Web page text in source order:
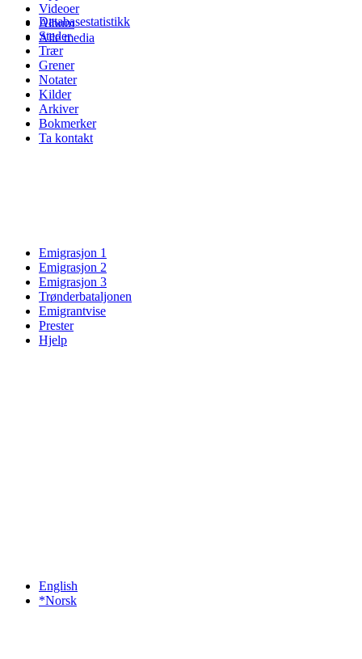
Videoer
Album
Alle media
Databasestatistikk
Steder
Trær
Grener
Notater
Kilder
Arkiver
Bokmerker
Ta kontakt
Emigrasjon 1
Emigrasjon 2
Emigrasjon 3
Trønderbataljonen
Emigrantvise
Prester
Hjelp
English
*Norsk